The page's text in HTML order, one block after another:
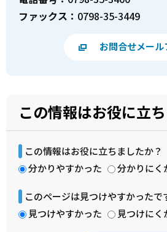
ファックス： 0798-35-3449
お問合せメール
この情報はお役に立
この情報はお役に立ちましたか？
分かりやすかった
分かりにく
このページは見つけやすかったで
見つけやすかった
見つけにく